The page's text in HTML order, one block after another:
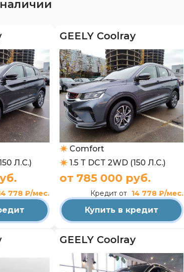
Л.С.)
778 ₽/мес.
GEELY Coolray
Comfort
1.5 T DCT 2WD (150 Л.С.)
от 785 000 руб.
Кредит от 14 778 ₽/мес.
Купить в кредит
GEELY Coolray